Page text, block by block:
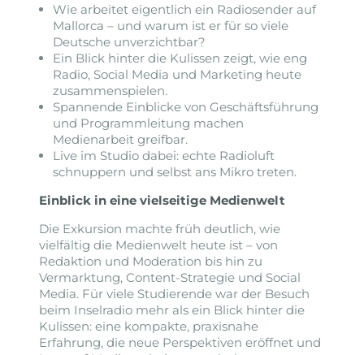
Wie arbeitet eigentlich ein Radiosender auf
Mallorca – und warum ist er für so viele
Deutsche unverzichtbar?
Ein Blick hinter die Kulissen zeigt, wie eng
Radio, Social Media und Marketing heute
zusammenspielen.
Spannende Einblicke von Geschäftsführung
und Programmleitung machen
Medienarbeit greifbar.
Live im Studio dabei: echte Radioluft
schnuppern und selbst ans Mikro treten.
Einblick in eine vielseitige Medienwelt
Die Exkursion machte früh deutlich, wie
vielfältig die Medienwelt heute ist – von
Redaktion und Moderation bis hin zu
Vermarktung, Content-Strategie und Social
Media. Für viele Studierende war der Besuch
beim Inselradio mehr als ein Blick hinter die
Kulissen: eine kompakte, praxisnahe
Erfahrung, die neue Perspektiven eröffnet und